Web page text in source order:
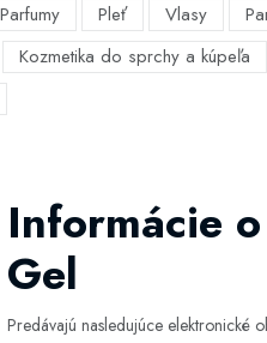
Parfumy Pleť Vlasy
Kozmetika do sprchy a kúpeľa
Informácie
Gel
Predávajú nasledujúce elektronické